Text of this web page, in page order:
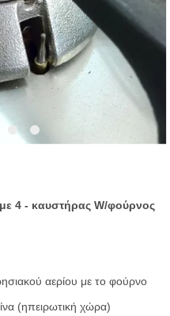
4 - καυστήρας W/φούρνος
αερίου με το φούρνο
(ηπειρωτική χώρα)